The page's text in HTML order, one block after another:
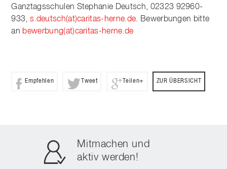
Ganztagsschulen Stephanie Deutsch, 02323 92960-
933,s.deutsch(at)caritas-herne.de. Bewerbungen bitte
an bewerbung(at)caritas-herne.de
Empfehlen Tweet Teilen+ ZUR ÜBERSICHT
Mitmachen und
aktiv werden!